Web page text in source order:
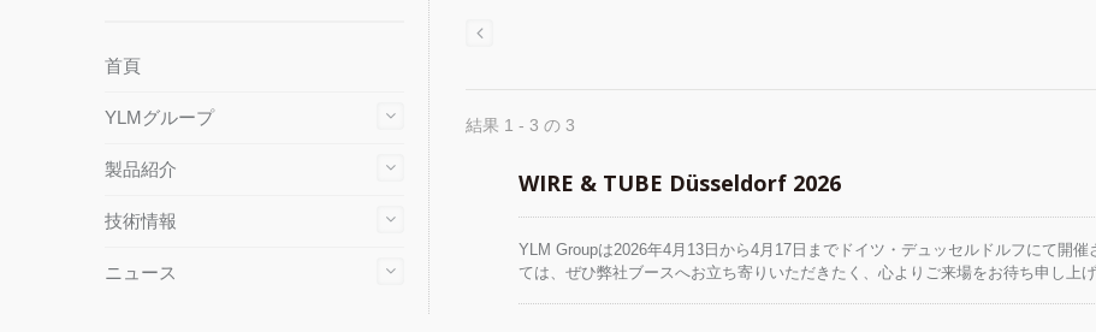
首頁
YLMグループ
製品紹介
技術情報
ニュース
結果 1 - 3 の 3
WIRE & TUBE Düsseldorf 2026
YLM Groupは2026年4月13日から4月17日までドイツ・デュッセルドルフにて開
ては、ぜひ弊社ブースへお立ち寄りいただきたく、心よりご来場をお待ち申し上